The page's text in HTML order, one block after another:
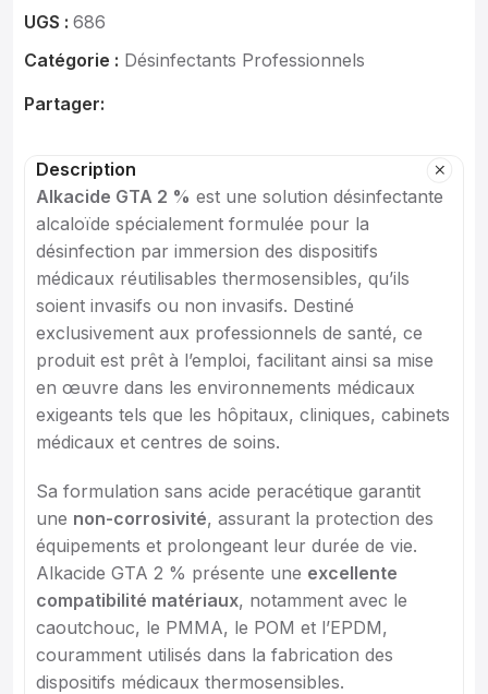
UGS : 686
Catégorie : Désinfectants Professionnels
Partager:
Description
Alkacide GTA 2 % est une solution désinfectante
alcaloïde spécialement formulée pour la
désinfection par immersion des dispositifs
médicaux réutilisables thermosensibles, qu’ils
soient invasifs ou non invasifs. Destiné
exclusivement aux professionnels de santé, ce
produit est prêt à l’emploi, facilitant ainsi sa mise
en œuvre dans les environnements médicaux
exigeants tels que les hôpitaux, cliniques, cabinets
médicaux et centres de soins.
Sa formulation sans acide peracétique garantit
une non-corrosivité, assurant la protection des
équipements et prolongeant leur durée de vie.
Alkacide GTA 2 % présente une excellente
compatibilité matériaux, notamment avec le
caoutchouc, le PMMA, le POM et l’EPDM,
couramment utilisés dans la fabrication des
dispositifs médicaux thermosensibles.